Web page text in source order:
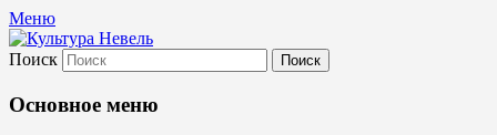
Меню
Культура Невель
Поиск
Основное меню